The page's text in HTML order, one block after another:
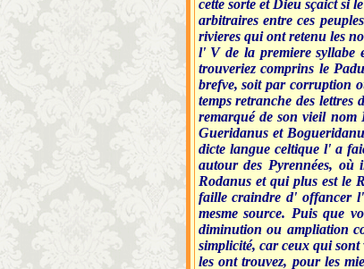
cette sorte et Dieu sçaict si
arbitraires entre ces
rivieres qui ont retenu les
l' V de la premiere syllabe
trouveriez comprins le
brefve, soit par corruption
temps retranche des lettres
remarqué de son vieil
Gueridanus et
dicte langue celtique l' a
autour des Pyrennées,
Rodanus et qui plus est le
faille craindre d' offancer l'
mesme source. Puis que
diminution ou ampliation
simplicité, car ceux qui
les ont trouvez, pour les